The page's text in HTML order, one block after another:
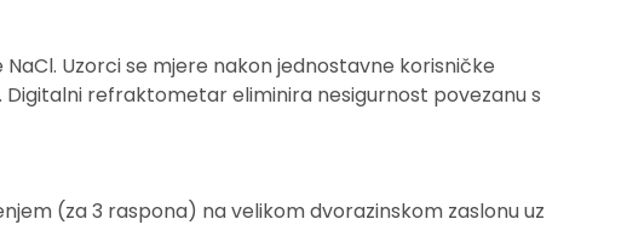
Uzorci se mjere nakon jednostavne korisničke
refraktometar eliminira nesigurnost povezanu s
(za 3 raspona) na velikom dvorazinskom zaslonu uz